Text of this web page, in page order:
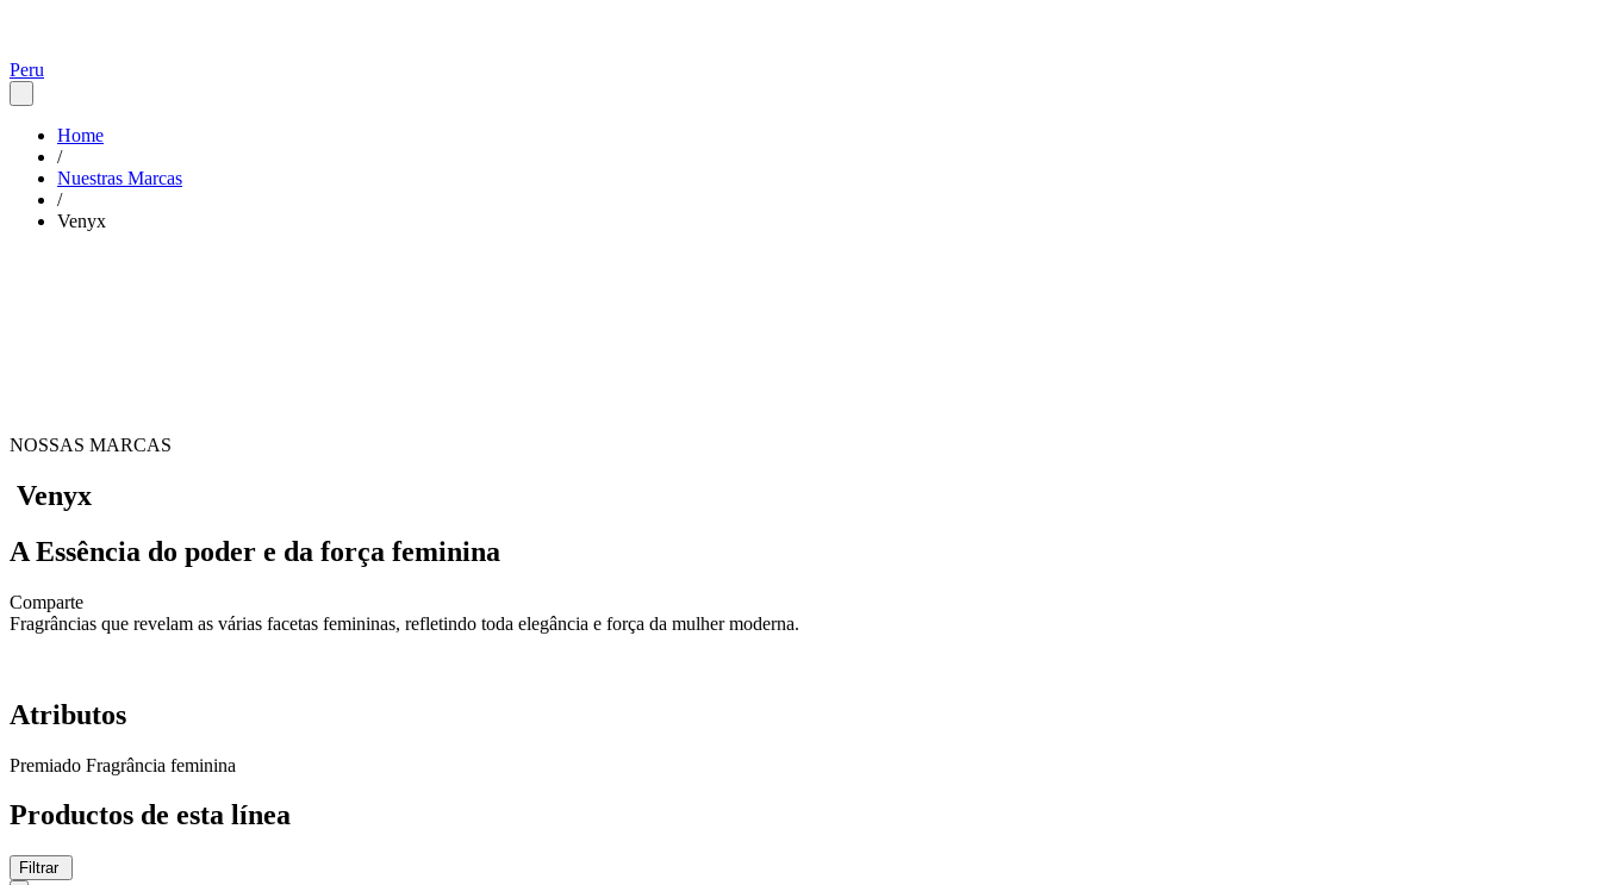
Peru
Home
/
Nuestras Marcas
/
Venyx
NOSSAS MARCAS
Venyx
A Essência do poder e da força feminina
Comparte
Fragrâncias que revelam as várias facetas femininas, refletindo toda elegância e força da mulher moderna.
Atributos
Premiado Fragrância feminina
Productos de esta línea
Filtrar